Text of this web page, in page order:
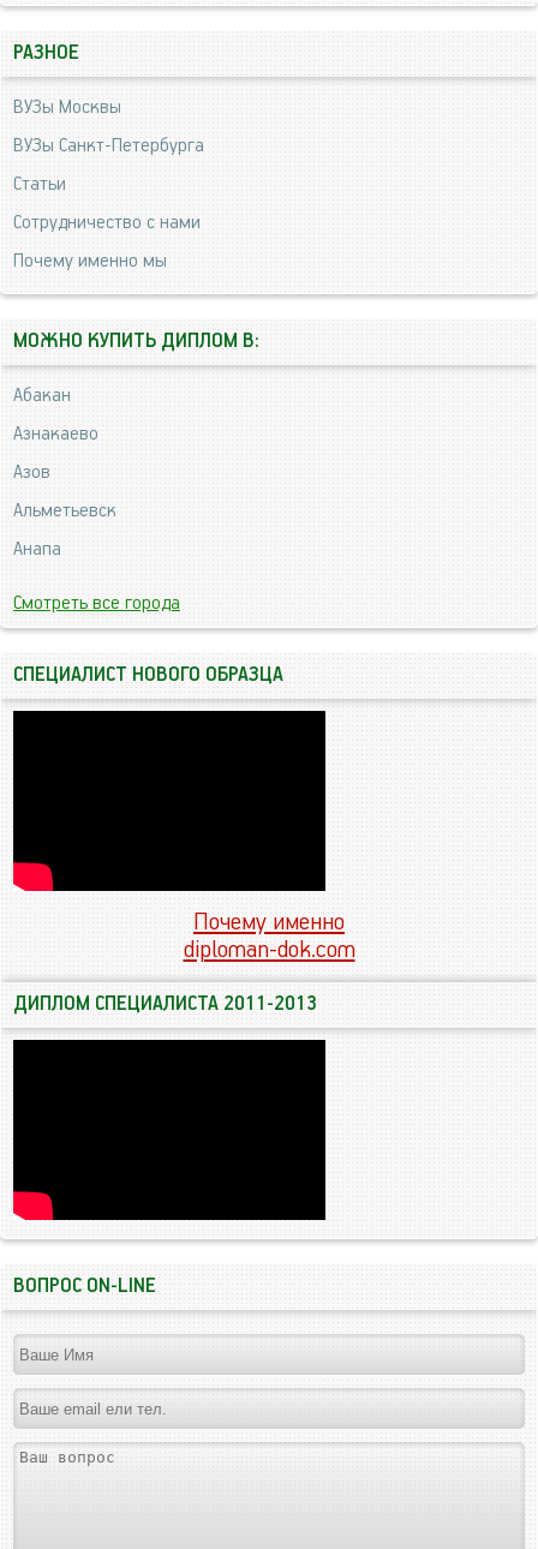
РАЗНОЕ
ВУЗы Москвы
ВУЗы Санкт-Петербурга
Статьи
Сотрудничество с нами
Почему именно мы
МОЖНО КУПИТЬ ДИПЛОМ В:
Абакан
Азнакаево
Азов
Альметьевск
Анапа
Смотреть все города
СПЕЦИАЛИСТ НОВОГО ОБРАЗЦА
Почему именно
diploman-dok.com
ДИПЛОМ СПЕЦИАЛИСТА 2011-2013
ВОПРОС ON-LINE